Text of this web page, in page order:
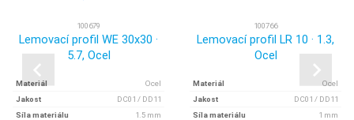
100679
Lemovací profil WE 30x30 ·
5.7, Ocel
Materiál
Ocel
Jakost
DC01 / DD11
Síla materiálu
1.5 mm
100766
Lemovací profil LR 10 · 1.3,
Ocel
Materiál
Ocel
Jakost
DC01 / DD11
Síla materiálu
1 mm